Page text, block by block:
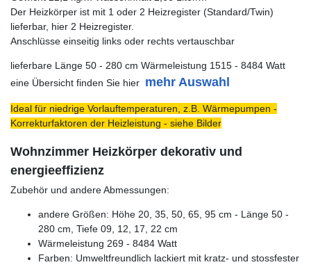
Der Heizkörper ist mit 1 oder 2 Heizregister (Standard/Twin)
lieferbar, hier 2 Heizregister.
Anschlüsse einseitig links oder rechts vertauschbar
lieferbare Länge 50 - 280 cm Wärmeleistung 1515 - 8484 Watt
eine Übersicht finden Sie hier mehr Auswahl
Ideal für niedrige Vorlauftemperaturen, z.B. Wärmepumpen -
Korrekturfaktoren der Heizleistung - siehe Bilder
Wohnzimmer Heizkörper dekorativ und
energieeffizienz
Zubehör und andere Abmessungen:
andere Größen: Höhe 20, 35, 50, 65, 95 cm - Länge 50 -
280 cm, Tiefe 09, 12, 17, 22 cm
Wärmeleistung 269 - 8484 Watt
Farben: Umweltfreundlich lackiert mit kratz- und stossfester